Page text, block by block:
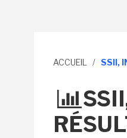
ACCUEIL / SSII,